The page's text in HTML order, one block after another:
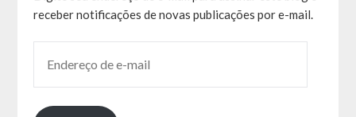
receber notificações de novas publicações por e-mail.